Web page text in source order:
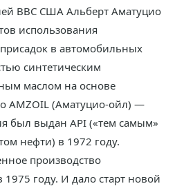
ВВС США Альберт Аматуцио
использования
в автомобильных
синтетическим
маслом на основе
AMZOIL (Аматуцио-ойл) —
был выдан API («тем самым»
нефти) в 1972 году.
производство
1975 году. И дало старт новой